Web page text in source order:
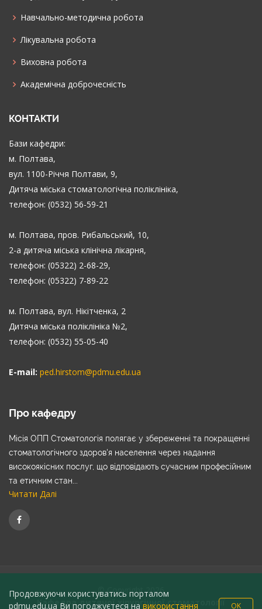
Навчально-методична робота
Лікувальна робота
Виховна робота
Академічна доброчесність
КОНТАКТИ
Бази кафедри:
м. Полтава,
вул. 1100-Річчя Полтави, 9,
Дитяча міська стоматологічна поліклініка,
телефон: (0532) 56-59-21
м. Полтава, пров. Рибальський, 10,
2-а дитяча міська клінічна лікарня,
телефон: (05322) 2-68-29,
телефон: (05322) 7-89-22
м. Полтава, вул. Нікітченка, 2
Дитяча міська поліклініка №2,
телефон: (0532) 55-05-40
E-mail: ped.hirstom@pdmu.edu.ua
Про кафедру
Місія ОПП Стоматологія полягає у збереженні та покращенні
стоматологічного здоров'я населення через надання
високоякісних послуг, що відповідають сучасним професійним
та етичним стан...
Читати Далі
© Copyright 2026
Кафедра дитячої хірургічної стоматології
Продовжуючи користуватись порталом
pdmu.edu.ua Ви погоджуєтеся на використання OK